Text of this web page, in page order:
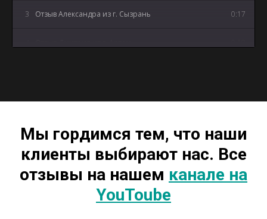
3 Отзыв Александра из г. Сызрань 0:17
Мы гордимся тем, что наши
клиенты выбирают нас. Все
отзывы на нашем канале на
YouToube